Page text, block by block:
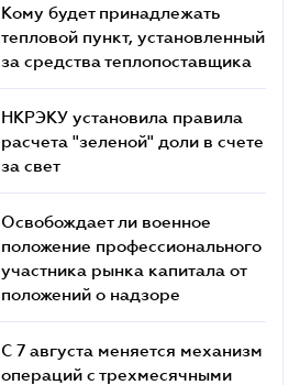
Кому будет принадлежать
тепловой пункт, установленный
за средства теплопоставщика
НКРЭКУ установила правила
расчета "зеленой" доли в счете
за свет
Освобождает ли военное
положение профессионального
участника рынка капитала от
положений о надзоре
С 7 августа меняется механизм
операций с трехмесячными